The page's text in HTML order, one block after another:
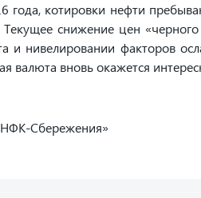
года, котировки нефти
снижение цен
и нивелировании факторов
валюта вновь окажется
Сбережения»